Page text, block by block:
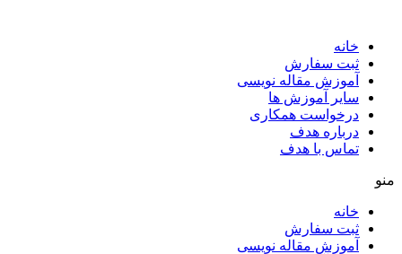
خانه
ثبت سفارش
آموزش مقاله نویسی
سایر آموزش ها
درخواست همکاری
درباره هدف
تماس با هدف
منو
خانه
ثبت سفارش
آموزش مقاله نویسی